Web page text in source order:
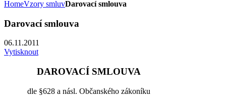
HomeVzory smluvDarovací smlouva
Darovací smlouva
06.11.2011
Vytisknout
DAROVACÍ SMLOUVA
dle §628 a násl. Občanského zákoníku